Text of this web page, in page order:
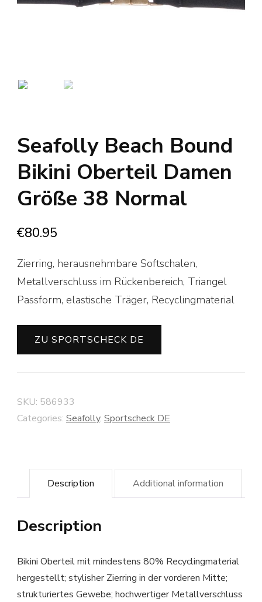
Seafolly Beach Bound
Bikini Oberteil Damen
Größe 38 Normal
€80.95
Zierring, herausnehmbare Softschalen,
Metallverschluss im Rückenbereich, Triangel
Passform, elastische Träger, Recyclingmaterial
ZU SPORTSCHECK DE
SKU: 586933
Categories: Seafolly, Sportscheck DE
Description Additional information
Description
Bikini Oberteil mit mindestens 80% Recyclingmaterial
hergestellt; stylisher Zierring in der vorderen Mitte;
strukturiertes Gewebe; hochwertiger Metallverschluss